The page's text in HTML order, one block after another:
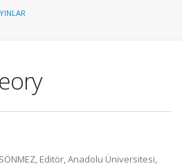
Editör, Anadolu Üniversitesi,